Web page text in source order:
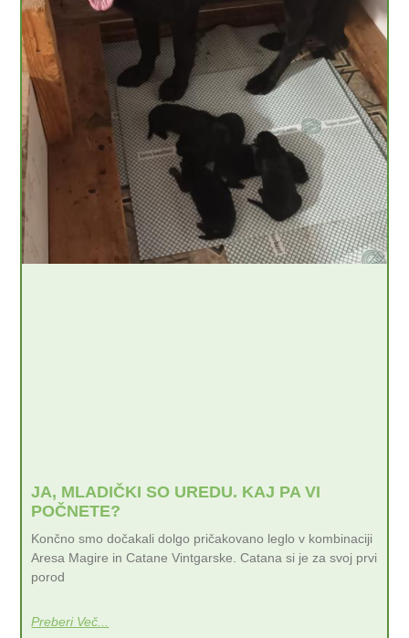
JA, MLADIČKI SO UREDU. KAJ PA VI
POČNETE?
Končno smo dočakali dolgo pričakovano leglo v kombinaciji
Aresa Magire in Catane Vintgarske. Catana si je za svoj prvi
porod
Preberi Več...